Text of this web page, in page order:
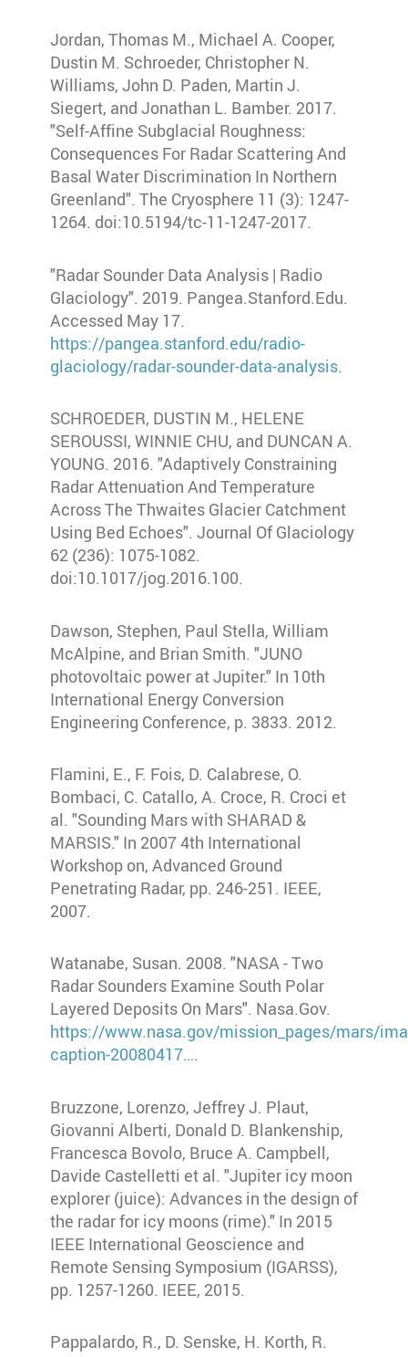
Jordan, Thomas M., Michael A. Cooper,
Dustin M. Schroeder, Christopher N.
Williams, John D. Paden, Martin J.
Siegert, and Jonathan L. Bamber. 2017.
"Self-Affine Subglacial Roughness:
Consequences For Radar Scattering And
Basal Water Discrimination In Northern
Greenland". The Cryosphere 11 (3): 1247-
1264. doi:10.5194/tc-11-1247-2017.
"Radar Sounder Data Analysis | Radio
Glaciology". 2019. Pangea.Stanford.Edu.
Accessed May 17.
https://pangea.stanford.edu/radio-
glaciology/radar-sounder-data-analysis.
SCHROEDER, DUSTIN M., HELENE
SEROUSSI, WINNIE CHU, and DUNCAN A.
YOUNG. 2016. "Adaptively Constraining
Radar Attenuation And Temperature
Across The Thwaites Glacier Catchment
Using Bed Echoes". Journal Of Glaciology
62 (236): 1075-1082.
doi:10.1017/jog.2016.100.
Dawson, Stephen, Paul Stella, William
McAlpine, and Brian Smith. "JUNO
photovoltaic power at Jupiter." In 10th
International Energy Conversion
Engineering Conference, p. 3833. 2012.
Flamini, E., F. Fois, D. Calabrese, O.
Bombaci, C. Catallo, A. Croce, R. Croci et
al. "Sounding Mars with SHARAD &
MARSIS." In 2007 4th International
Workshop on, Advanced Ground
Penetrating Radar, pp. 246-251. IEEE,
2007.
Watanabe, Susan. 2008. "NASA - Two
Radar Sounders Examine South Polar
Layered Deposits On Mars". Nasa.Gov.
https://www.nasa.gov/mission_pages/mars/
caption-20080417….
Bruzzone, Lorenzo, Jeffrey J. Plaut,
Giovanni Alberti, Donald D. Blankenship,
Francesca Bovolo, Bruce A. Campbell,
Davide Castelletti et al. "Jupiter icy moon
explorer (juice): Advances in the design of
the radar for icy moons (rime)." In 2015
IEEE International Geoscience and
Remote Sensing Symposium (IGARSS),
pp. 1257-1260. IEEE, 2015.
Pappalardo, R., D. Senske, H. Korth, R.